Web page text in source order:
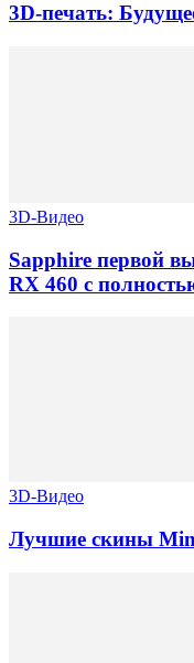
3D-печать:
3D-Видео
Sapphire первой
RX 460 с
3D-Видео
Лучшие скины